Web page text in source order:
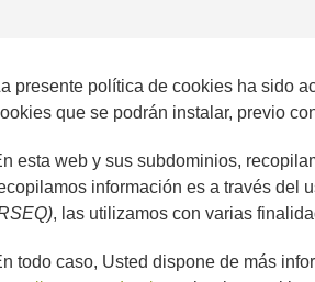
presente política de cookies ha sido
que se podrán instalar, previo
esta web y sus subdominios,
información es a través del
, las utilizamos con varias
todo caso, Usted dispone de más